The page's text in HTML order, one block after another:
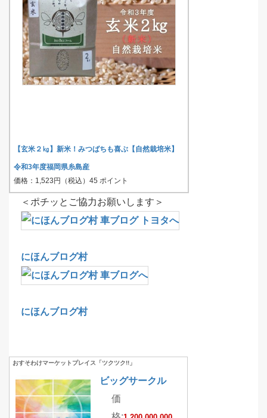
【玄米２㎏】新米！みつばちも喜ぶ【自然栽培米】
令和3年度福岡県糸島産
価格：1,523円（税込）45 ポイント
＜ポチッとご協力お願いします＞
にほんブログ村
にほんブログ村
おすそわけマーケットプレイス「ツクツク!!」
ビッグサークル
価